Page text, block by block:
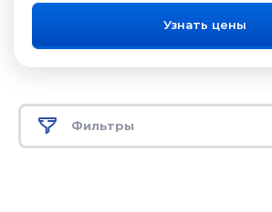
Узнать цены
Фильтры